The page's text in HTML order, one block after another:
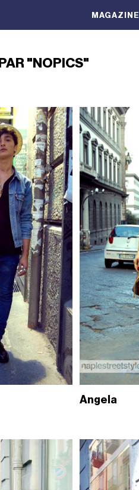
MAGAZINE
"NOPICS"
Angela